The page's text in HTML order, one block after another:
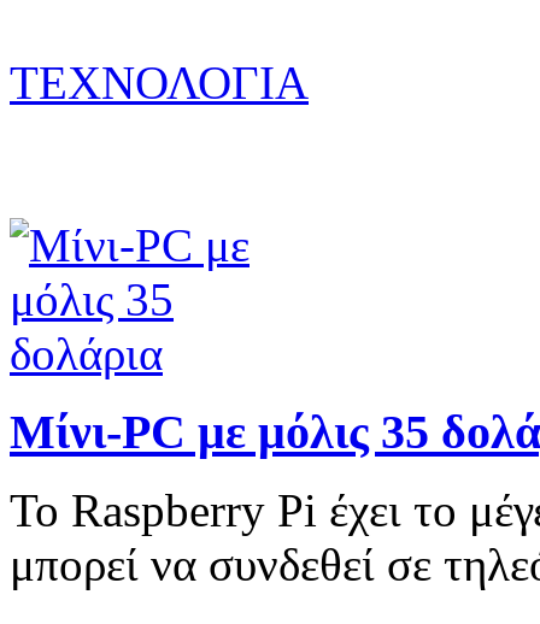
ΤΕΧΝΟΛΟΓΙΑ
Μίνι-PC με μόλις 35
Το Raspberry Pi έχει το
μπορεί να συνδεθεί σε